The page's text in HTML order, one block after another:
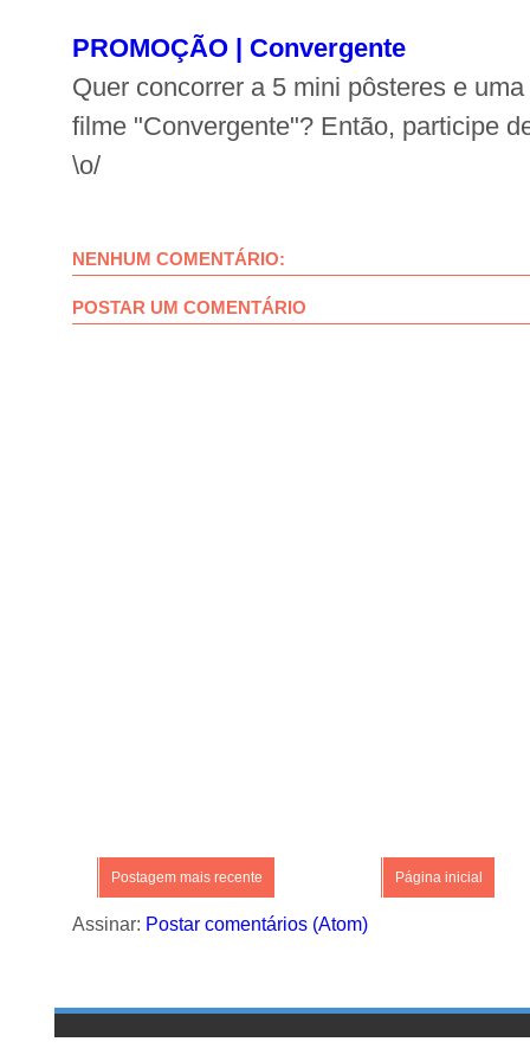
PROMOÇÃO | Convergente
Quer concorrer a 5 mini pôsteres e
filme "Convergente"? Então, participe
\o/
NENHUM COMENTÁRIO:
POSTAR UM COMENTÁRIO
Postagem mais recente Página inicial
Assinar: Postar comentários (Atom)